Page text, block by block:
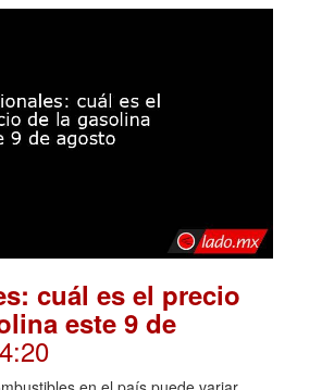
cuál es el precio
este 9 de